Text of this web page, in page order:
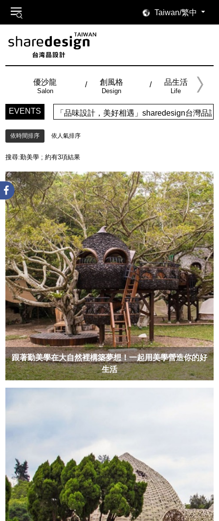
Taiwan/繁中
優沙龍
Salon
創風格
Design
品生活
Life
EVENTS 「品味設計，美好相遇」sharedesign台灣品
依時間排序 依人氣排序
搜尋:勤美學 ; 約有3項結果
跟著勤美學在大自然裡構築夢想！一起用美學營造你的好
生活